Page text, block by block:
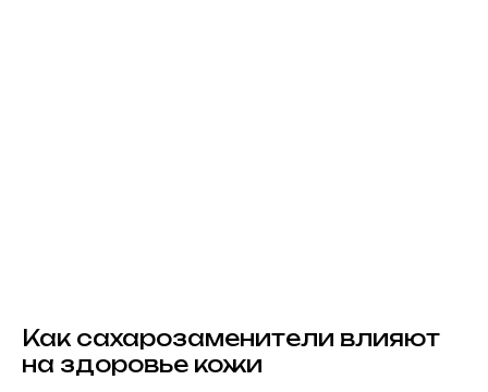
Как сахарозаменители влияют
на здоровье кожи